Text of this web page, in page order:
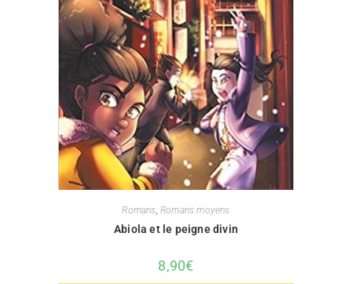
Romans, Romans moyens
Abiola et le peigne divin
8,90€